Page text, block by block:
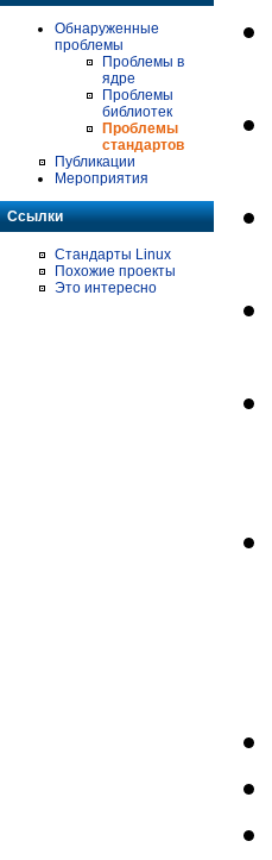
Обнаруженные
проблемы
Проблемы в
ядре
Проблемы
библиотек
Проблемы
стандартов
Публикации
Мероприятия
Ссылки
Стандарты Linux
Похожие проекты
Это интересно